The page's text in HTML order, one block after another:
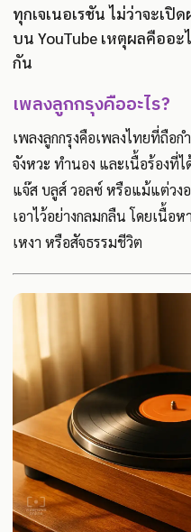
ทุกเจเนอเรชัน ไม่ว่าจะเ
บน YouTube เหตุผลคืออะ
กัน
เพลงลูกกรุงคืออะไร?
เพลงลูกกรุงคือเพลงไทยที่ถือ
จังหวะ ทำนอง และเนื้อร้องที่
แจ๊ส บลูส์ วอลซ์ หรือแม้แต่วง
เอาไว้อย่างกลมกลืน โดยเนื้อ
เหงา หรือสัจธรรมชีวิต